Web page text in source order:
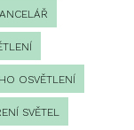
OSVĚTLENÍ
SVĚTEL